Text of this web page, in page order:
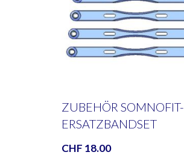
ZUBEHÖR SOMNOFIT-
ERSATZBANDSET
CHF 18.00